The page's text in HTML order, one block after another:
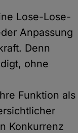
Lose-Lose-
Anpassung
Denn
ohne
Funktion als
Konkurrenz